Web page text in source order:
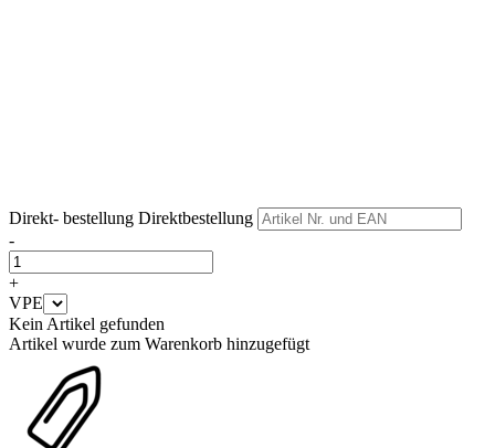
Direkt- bestellung Direktbestellung
-
+
VPE
Kein Artikel gefunden
Artikel wurde zum Warenkorb hinzugefügt